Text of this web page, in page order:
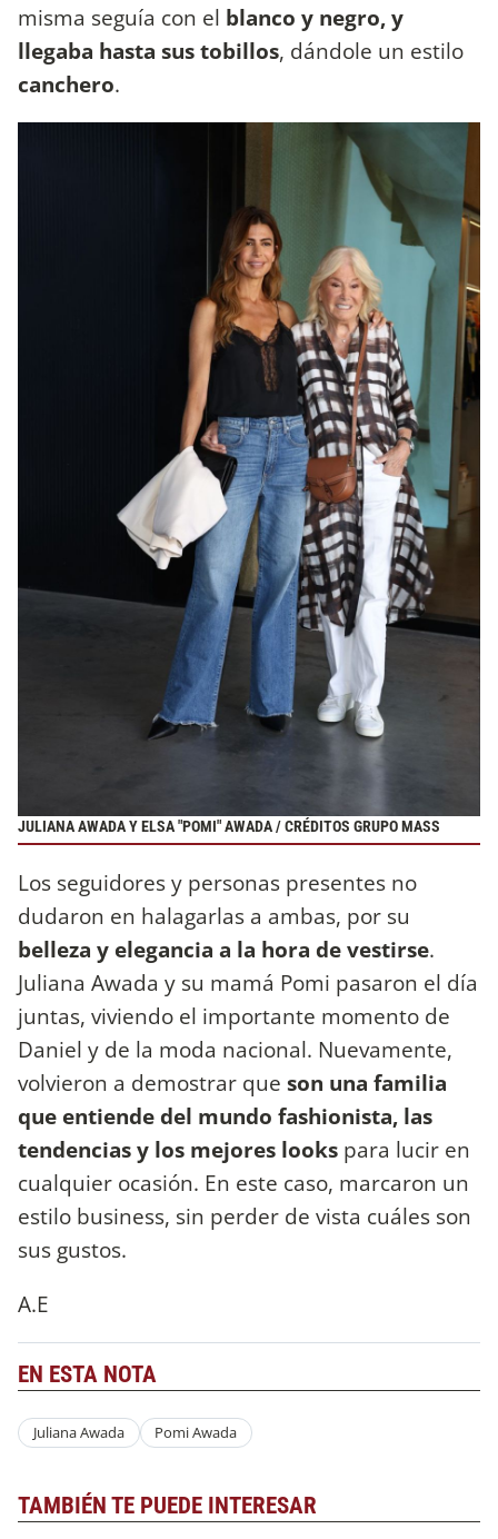
misma seguía con el blanco y negro, y
llegaba hasta sus tobillos, dándole un estilo
canchero.
JULIANA AWADA Y ELSA "POMI" AWADA / CRÉDITOS GRUPO MASS
Los seguidores y personas presentes no
dudaron en halagarlas a ambas, por su
belleza y elegancia a la hora de vestirse.
Juliana Awada y su mamá Pomi pasaron el día
juntas, viviendo el importante momento de
Daniel y de la moda nacional. Nuevamente,
volvieron a demostrar que son una familia
que entiende del mundo fashionista, las
tendencias y los mejores looks para lucir en
cualquier ocasión. En este caso, marcaron un
estilo business, sin perder de vista cuáles son
sus gustos.
A.E
EN ESTA NOTA
Juliana Awada Pomi Awada
TAMBIÉN TE PUEDE INTERESAR